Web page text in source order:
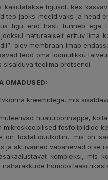
kasutatakse tigusid, kes
teo jaoks meeldivaks ja head
tigu end hästi tunneb ega
jooksul naturaalselt erituv lima
olev membraan imab
teod oma loomulikku
sisalduva teolima protsendi.
OMADUSED:
kreemidega, mis
hüaluroonhappe,
mikroskoopilised fosfolipiidide
on fosfatidüülkoliin, mis on
ja aktiivained vabanevad otse
kompleksi, mis
homöostaasi